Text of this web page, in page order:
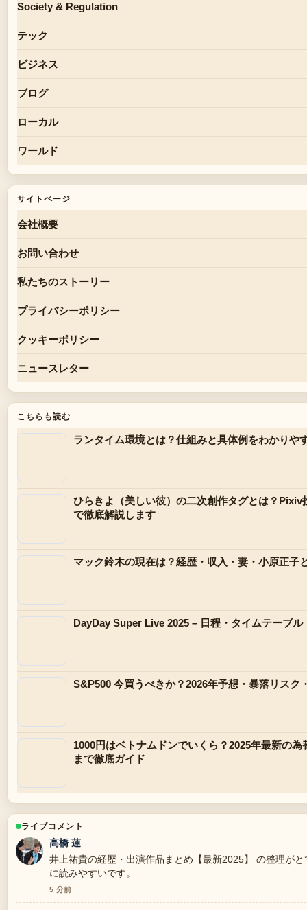
Society & Regulation
テック
ビジネス
ブログ
ローカル
ワールド
サイトページ
会社概要
お問い合わせ
私たちのストーリー
プライバシーポリシー
クッキーポリシー
ニュースレター
こちらも読む
ランタイム環境とは？仕組みと具体例をわかりや
ひらきよ（美しい彼）の二次創作タグとは？
で徹底解説します
マック鈴木の現在は？経歴・収入・妻・小原正子
DayDay Super Live 2025 – 日程・タイムテーブ
S&P500 今買うべきか？2026年予想・暴落リスク
1000円はベトナムドンでいくら？2025年最新の
まで徹底ガイド
ライブコメント
高橋 蓮
井上祐貴の経歴・出演作品まとめ【最新2025】 の整理が
に読みやすいです。
5 分前